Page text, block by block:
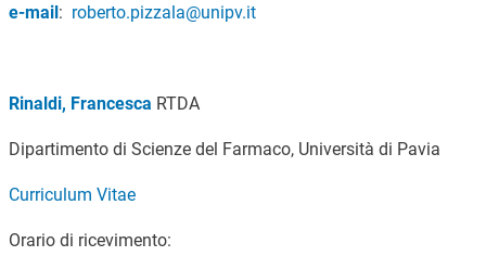
e-mail: roberto.pizzala@unipv.it
Rinaldi, Francesca RTDA
Dipartimento di Scienze del Farmaco, Università di Pavia
Curriculum Vitae
Orario di ricevimento: